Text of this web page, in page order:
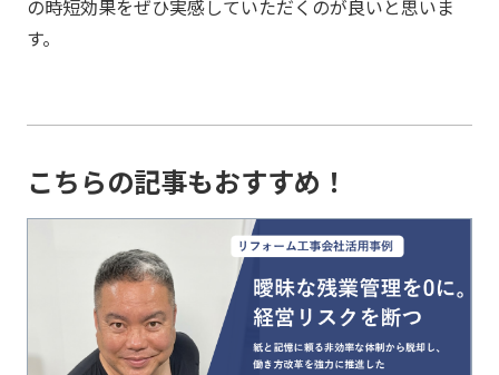
の時短効果をぜひ実感していただくのが良いと思いま
す。
こちらの記事もおすすめ！